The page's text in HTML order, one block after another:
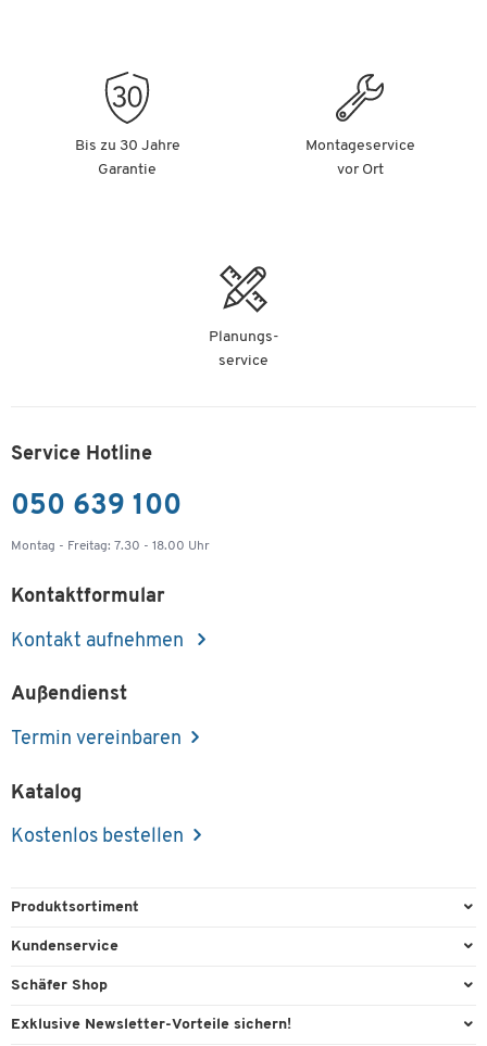
Bis zu 30 Jahre
Garantie
Montageservice
vor Ort
Planungs-
service
Service Hotline
050 639 100
Montag - Freitag: 7.30 - 18.00 Uhr
Kontaktformular
Kontakt aufnehmen
Außendienst
Termin vereinbaren
Katalog
Kostenlos bestellen
Produktsortiment
Büroausstattung
Kundenservice
Direktbestellung
Schäfer Shop
Services & Leistungen
Exklusive Newsletter-Vorteile sichern!